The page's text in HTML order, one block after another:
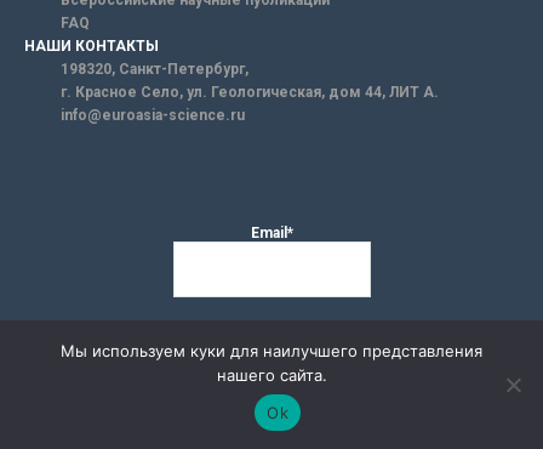
FAQ
НАШИ КОНТАКТЫ
198320, Санкт-Петербург,
г. Красное Село, ул. Геологическая, дом 44, ЛИТ А.
info@euroasia-science.ru
Email*
Мы используем куки для наилучшего представления
нашего сайта.
Ok